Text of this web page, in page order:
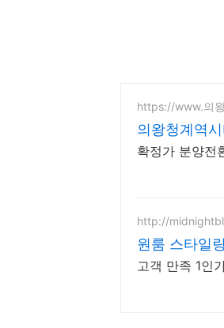
https://www.의
의왕청계역
확정가 분양전
http://
원룸 스타일
고객 만족 1인